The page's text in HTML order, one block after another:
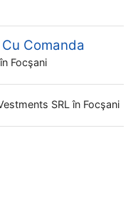
Comanda
în Focşani
SRL în Focşani